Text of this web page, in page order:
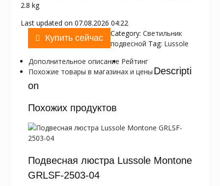
2.8 kg
Last updated on 07.08.2026 04:22
Купить сейчас Category: Светильник
подвесной Tag: Lussole
Дополнительное описание Рейтинг
Похожие товары в магазинах и цены Descripti
on
Похожих продуктов
Подвесная люстра Lussole Montone
GRLSF-2503-04